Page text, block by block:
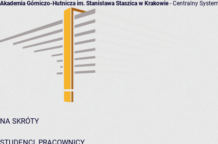
Akademia Górniczo-Hutnicza im. Stanisława Staszica w Krakowie- Centralny
NA SKRÓTY